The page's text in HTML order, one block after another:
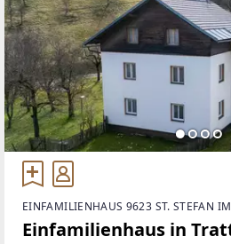
EINFAMILIENHAUS 9623 ST. STEFAN
Einfamilienhaus in